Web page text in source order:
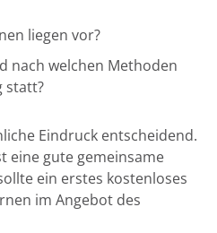
liegen vor?
nach welchen Methoden
statt?
Eindruck entscheidend.
eine gute gemeinsame
ein erstes kostenloses
im Angebot des